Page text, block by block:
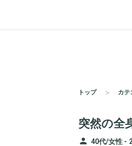
トップ カテ
突然の全
person 40代/女性 -